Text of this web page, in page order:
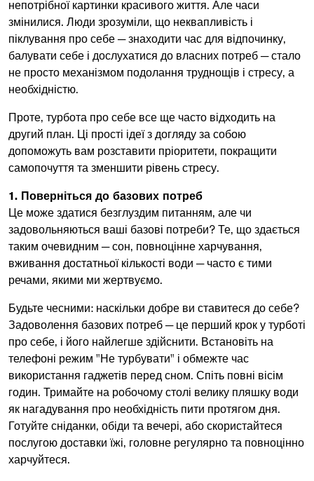
непотрібної картинки красивого життя. Але часи
змінилися. Люди зрозуміли, що неквапливість і
піклування про себе ─ знаходити час для відпочинку,
балувати себе і дослухатися до власних потреб ─ стало
не просто механізмом подолання труднощів і стресу, а
необхідністю.
Проте, турбота про себе все ще часто відходить на
другий план. Ці прості ідеї з догляду за собою
допоможуть вам розставити пріоритети, покращити
самопочуття та зменшити рівень стресу.
1. Поверніться до базових потреб
Це може здатися безглуздим питанням, але чи
задовольняються ваші базові потреби? Те, що здається
таким очевидним ─ сон, повноцінне харчування,
вживання достатньої кількості води ─ часто є тими
речами, якими ми жертвуємо.
Будьте чесними: наскільки добре ви ставитеся до себе?
Задоволення базових потреб ─ це перший крок у турботі
про себе, і його найлегше здійснити. Встановіть на
телефоні режим "Не турбувати" і обмежте час
використання гаджетів перед сном. Спіть повні вісім
годин. Тримайте на робочому столі велику пляшку води
як нагадування про необхідність пити протягом дня.
Готуйте сніданки, обіди та вечері, або скористайтеся
послугою доставки їжі, головне регулярно та повноцінно
харчуйтеся.